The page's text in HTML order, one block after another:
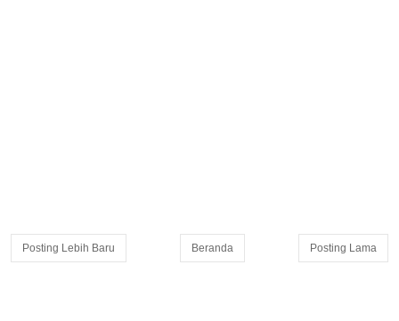
Posting Lebih Baru Posting Lama
Beranda